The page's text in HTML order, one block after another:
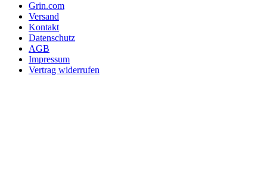
Grin.com
Versand
Kontakt
Datenschutz
AGB
Impressum
Vertrag widerrufen